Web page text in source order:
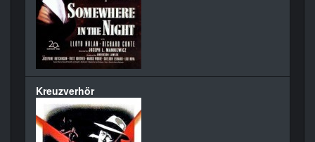
Kreuzverhör